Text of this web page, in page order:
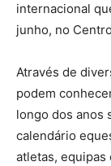
internacional
junho, no
Através de
podem
longo dos anos
calendário
atletas,